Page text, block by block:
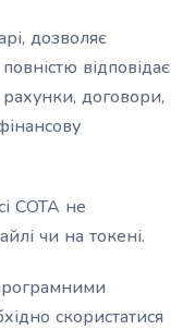
дозволяє
відповідає
рахунки, договори,
СОТА не
чи на токені.
скористатися